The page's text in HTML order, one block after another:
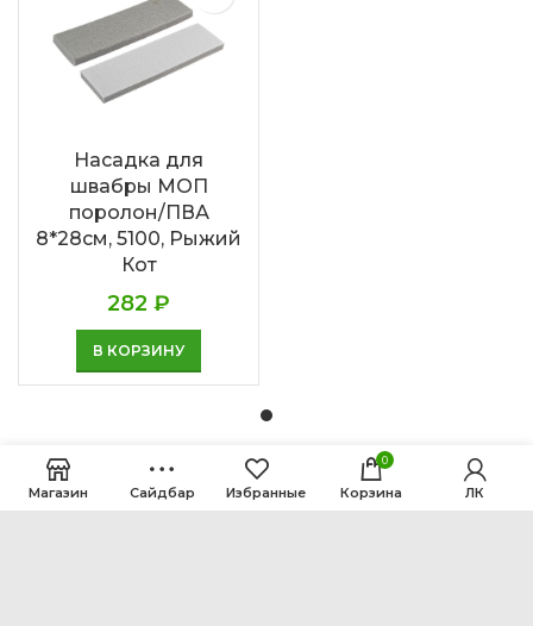
Насадка для
швабры МОП
поролон/ПВА
8*28см, 5100, Рыжий
Кот
282 ₽
В КОРЗИНУ
Магазин Сайдбар Избранные
0
Корзина ЛК